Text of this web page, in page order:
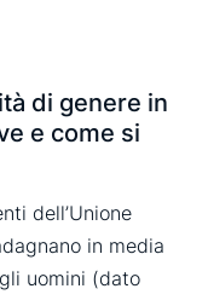
di genere in
e come si
dell’Unione
in media
uomini (dato